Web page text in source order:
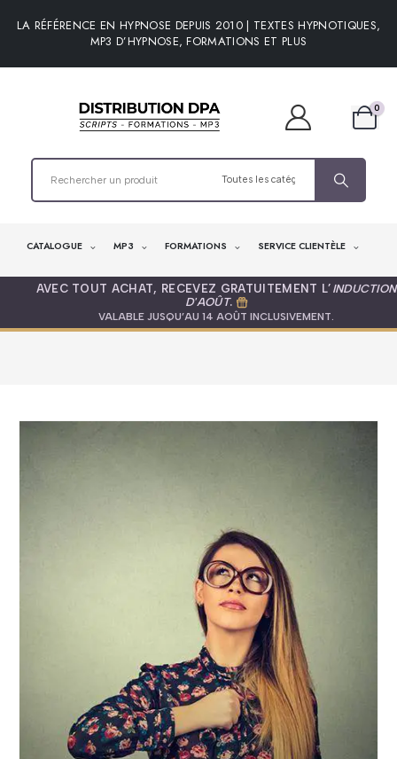
LA RÉFÉRENCE EN HYPNOSE DEPUIS 2010 | TEXTES HYPNOTIQUES,
MP3 D’HYPNOSE, FORMATIONS ET PLUS
0
CATALOGUE MP3 FORMATIONS SERVICE CLIENTÈLE
AVEC TOUT ACHAT, RECEVEZ GRATUITEMENT L’ INDUCTION
D'AOÛT.
VALABLE JUSQU’AU 14 AOÛT INCLUSIVEMENT.